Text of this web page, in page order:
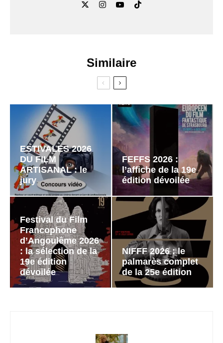
Similaire
ESTIVALES 2026
DU FILM
ARTISANAL : le
jury
FEFFS 2026 :
l’affiche de la 19e
édition dévoilée
Festival du Film
Francophone
d’Angoulême 2026
: la sélection de la
19e édition
dévoilée
NIFFF 2026 : le
palmarès complet
de la 25e édition